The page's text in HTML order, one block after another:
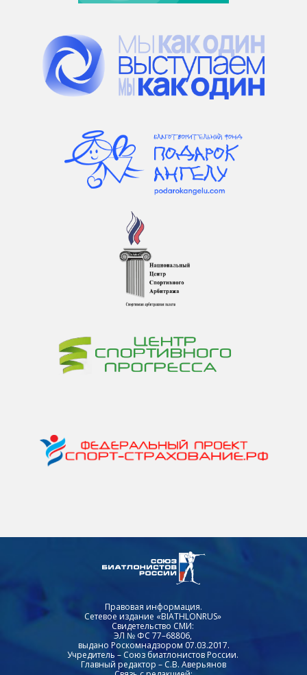
Правовая информация.
Сетевое издание «BIATHLONRUS»
Свидетельство СМИ:
ЭЛ № ФС 77–68806,
выдано Роскомнадзором 07.03.2017.
Учредитель – Союз биатлонистов России.
Главный редактор – С.В. Аверьянов